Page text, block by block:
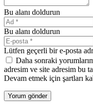
Bu alanı doldurun
Bu alanı doldurun
Lütfen geçerli bir e-posta
Daha sonraki
adresim ve site adresim bu
Devam etmek için şartları
Yorum gönder